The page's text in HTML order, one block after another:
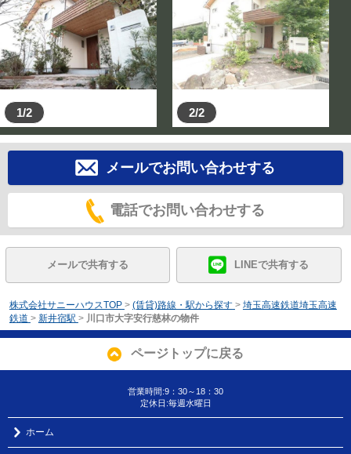
1/2 2/2
メールでお問い合わせする
電話でお問い合わせする
メールで共有する LINEで共有する
株式会社サニーハウスTOP > (賃貸)路線・駅から探す > 埼玉高速鉄道埼玉高速
鉄道 > 新井宿駅 > 川口市大字安行慈林の物件
ページトップに戻る
営業時間:9：30～18：30
定休日:毎週水曜日
ホーム